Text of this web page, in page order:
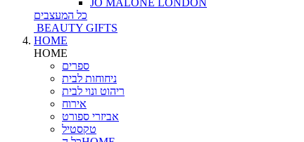
כל המעצבים
BEAUTY GIFTS
HOME
HOME
ספרים
ניחוחות לבית
ריהוט ונוי לבית
אירוח
אביזרי ספורט
טקסטיל